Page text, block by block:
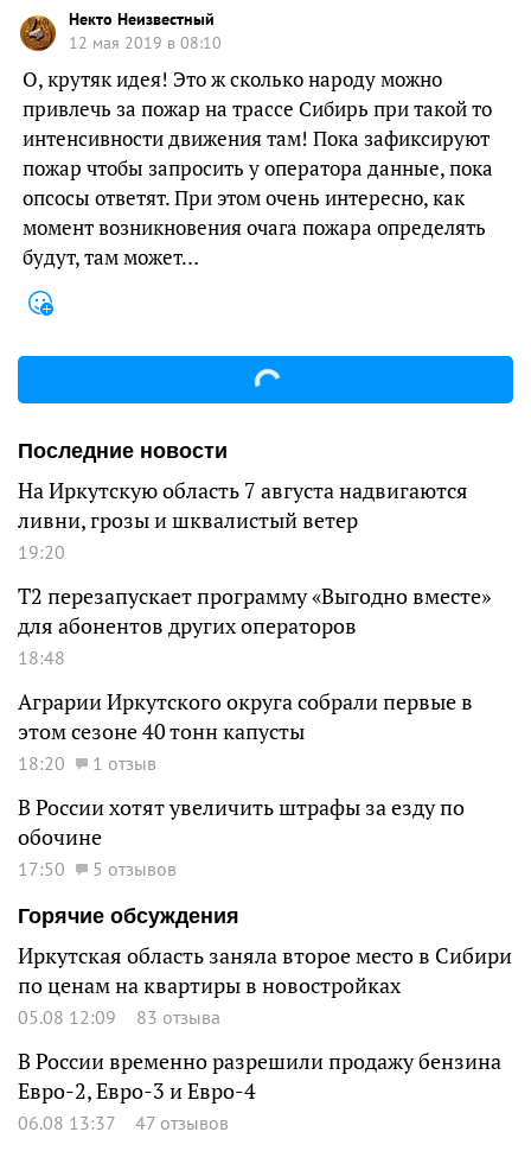
Некто Неизвестный
12 мая 2019 в 08:10
О, крутяк идея! Это ж сколько народу можно
привлечь за пожар на трассе Сибирь при такой то
интенсивности движения там! Пока зафиксируют
пожар чтобы запросить у оператора данные, пока
опсосы ответят. При этом очень интересно, как
момент возникновения очага пожара определять
будут, там может…
Последние новости
На Иркутскую область 7 августа надвигаются
ливни, грозы и шквалистый ветер
19:20
Т2 перезапускает программу «Выгодно вместе»
для абонентов других операторов
18:48
Аграрии Иркутского округа собрали первые в
этом сезоне 40 тонн капусты
18:20 1 отзыв
В России хотят увеличить штрафы за езду по
обочине
17:50
5 отзывов
Горячие обсуждения
Иркутская область заняла второе место в Сибири
по ценам на квартиры в новостройках
05.08 12:09 83 отзыва
В России временно разрешили продажу бензина
Евро-2, Евро-3 и Евро-4
06.08 13:37 47 отзывов